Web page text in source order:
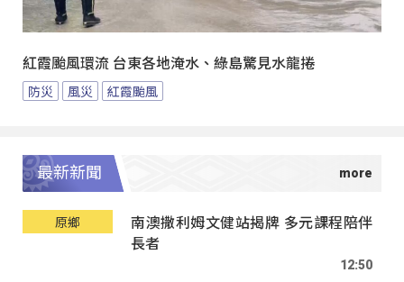
紅霞颱風環流 台東各地淹水、綠島驚見水龍捲
防災 風災 紅霞颱風
最新新聞
原鄉
南澳撒利姆文健站揭牌 多元課程陪伴
長者
12:50